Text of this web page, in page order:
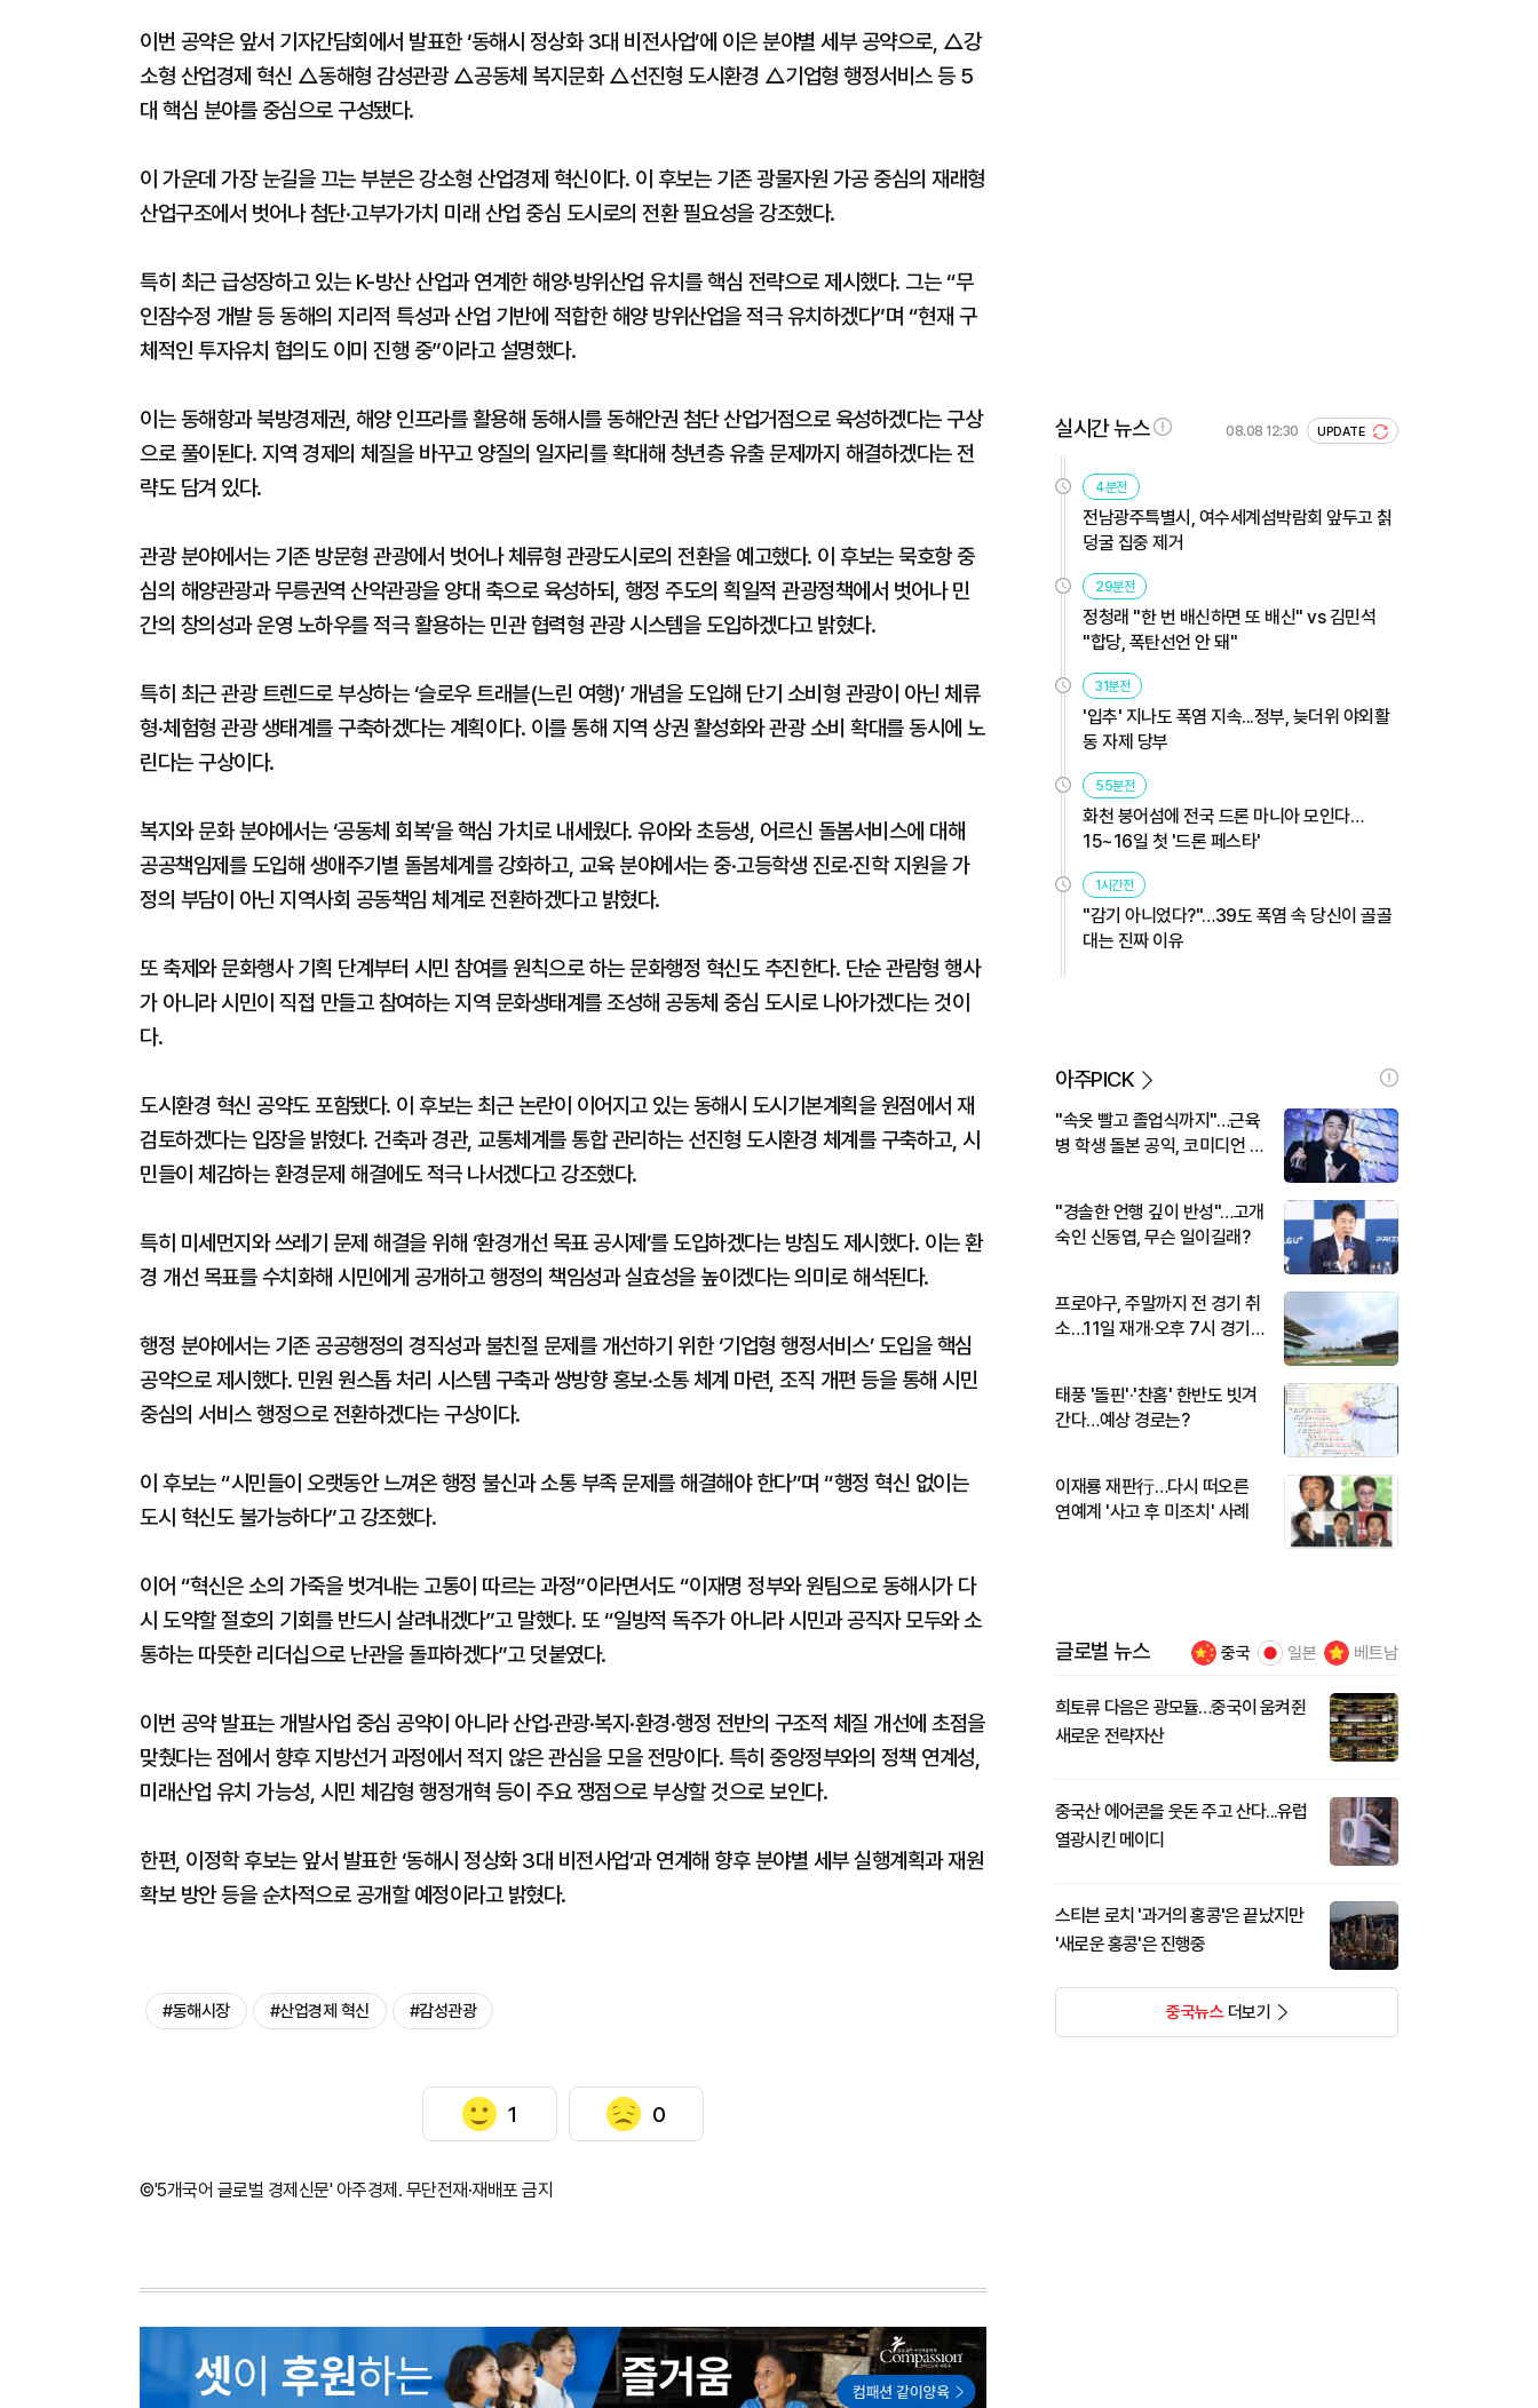
이번 공약은 앞서 기자간담회에서 발표한 ‘동해시 정상화 3대 비전사업’에 이은 분야별 세부 공약으로, △강
소형 산업경제 혁신 △동해형 감성관광 △공동체 복지문화 △선진형 도시환경 △기업형 행정서비스 등 5
대 핵심 분야를 중심으로 구성됐다.
이 가운데 가장 눈길을 끄는 부분은 강소형 산업경제 혁신이다. 이 후보는 기존 광물자원 가공 중심의 재래형
산업구조에서 벗어나 첨단·고부가가치 미래 산업 중심 도시로의 전환 필요성을 강조했다.
특히 최근 급성장하고 있는 K-방산 산업과 연계한 해양·방위산업 유치를 핵심 전략으로 제시했다. 그는 “무
인잠수정 개발 등 동해의 지리적 특성과 산업 기반에 적합한 해양 방위산업을 적극 유치하겠다”며 “현재 구
체적인 투자유치 협의도 이미 진행 중”이라고 설명했다.
이는 동해항과 북방경제권, 해양 인프라를 활용해 동해시를 동해안권 첨단 산업거점으로 육성하겠다는 구상
으로 풀이된다. 지역 경제의 체질을 바꾸고 양질의 일자리를 확대해 청년층 유출 문제까지 해결하겠다는 전
략도 담겨 있다.
관광 분야에서는 기존 방문형 관광에서 벗어나 체류형 관광도시로의 전환을 예고했다. 이 후보는 묵호항 중
심의 해양관광과 무릉권역 산악관광을 양대 축으로 육성하되, 행정 주도의 획일적 관광정책에서 벗어나 민
간의 창의성과 운영 노하우를 적극 활용하는 민관 협력형 관광 시스템을 도입하겠다고 밝혔다.
특히 최근 관광 트렌드로 부상하는 ‘슬로우 트래블(느린 여행)’ 개념을 도입해 단기 소비형 관광이 아닌 체류
형·체험형 관광 생태계를 구축하겠다는 계획이다. 이를 통해 지역 상권 활성화와 관광 소비 확대를 동시에 노
린다는 구상이다.
복지와 문화 분야에서는 ‘공동체 회복’을 핵심 가치로 내세웠다. 유아와 초등생, 어르신 돌봄서비스에 대해
공공책임제를 도입해 생애주기별 돌봄체계를 강화하고, 교육 분야에서는 중·고등학생 진로·진학 지원을 가
정의 부담이 아닌 지역사회 공동책임 체계로 전환하겠다고 밝혔다.
또 축제와 문화행사 기획 단계부터 시민 참여를 원칙으로 하는 문화행정 혁신도 추진한다. 단순 관람형 행사
가 아니라 시민이 직접 만들고 참여하는 지역 문화생태계를 조성해 공동체 중심 도시로 나아가겠다는 것이
다.
도시환경 혁신 공약도 포함됐다. 이 후보는 최근 논란이 이어지고 있는 동해시 도시기본계획을 원점에서 재
검토하겠다는 입장을 밝혔다. 건축과 경관, 교통체계를 통합 관리하는 선진형 도시환경 체계를 구축하고, 시
민들이 체감하는 환경문제 해결에도 적극 나서겠다고 강조했다.
특히 미세먼지와 쓰레기 문제 해결을 위해 ‘환경개선 목표 공시제’를 도입하겠다는 방침도 제시했다. 이는 환
경 개선 목표를 수치화해 시민에게 공개하고 행정의 책임성과 실효성을 높이겠다는 의미로 해석된다.
행정 분야에서는 기존 공공행정의 경직성과 불친절 문제를 개선하기 위한 ‘기업형 행정서비스’ 도입을 핵심
공약으로 제시했다. 민원 원스톱 처리 시스템 구축과 쌍방향 홍보·소통 체계 마련, 조직 개편 등을 통해 시민
중심의 서비스 행정으로 전환하겠다는 구상이다.
이 후보는 “시민들이 오랫동안 느껴온 행정 불신과 소통 부족 문제를 해결해야 한다”며 “행정 혁신 없이는
도시 혁신도 불가능하다”고 강조했다.
이어 “혁신은 소의 가죽을 벗겨내는 고통이 따르는 과정”이라면서도 “이재명 정부와 원팀으로 동해시가 다
시 도약할 절호의 기회를 반드시 살려내겠다”고 말했다. 또 “일방적 독주가 아니라 시민과 공직자 모두와 소
통하는 따뜻한 리더십으로 난관을 돌파하겠다”고 덧붙였다.
이번 공약 발표는 개발사업 중심 공약이 아니라 산업·관광·복지·환경·행정 전반의 구조적 체질 개선에 초점을
맞췄다는 점에서 향후 지방선거 과정에서 적지 않은 관심을 모을 전망이다. 특히 중앙정부와의 정책 연계성,
미래산업 유치 가능성, 시민 체감형 행정개혁 등이 주요 쟁점으로 부상할 것으로 보인다.
한편, 이정학 후보는 앞서 발표한 ‘동해시 정상화 3대 비전사업’과 연계해 향후 분야별 세부 실행계획과 재원
확보 방안 등을 순차적으로 공개할 예정이라고 밝혔다.
#동해시장 #산업경제 혁신 #감성관광
1 0
©'5개국어 글로벌 경제신문' 아주경제. 무단전재·재배포 금지
실시간 뉴스 08.08 12:30 UPDATE
4분전
전남광주특별시, 여수세계섬박람회 앞두고 칡
덩굴 집중 제거
29분전
정청래 "한 번 배신하면 또 배신" vs 김민석
"합당, 폭탄선언 안 돼"
31분전
'입추' 지나도 폭염 지속...정부, 늦더위 야외활
동 자제 당부
55분전
화천 붕어섬에 전국 드론 마니아 모인다…
15~16일 첫 '드론 페스타'
1시간전
"감기 아니었다?"…39도 폭염 속 당신이 골골
대는 진짜 이유
아주PICK
"속옷 빨고 졸업식까지"…근육
병 학생 돌본 공익, 코미디언 김
"경솔한 언행 깊이 반성"…고개
숙인 신동엽, 무슨 일이길래?
프로야구, 주말까지 전 경기 취
소…11일 재개·오후 7시 경기
태풍 '돌핀'·'찬홈' 한반도 빗겨
간다…예상 경로는?
이재룡 재판行…다시 떠오른
연예계 '사고 후 미조치' 사례
글로벌 뉴스 중국 일본 베트남
희토류 다음은 광모듈…중국이 움켜쥔
새로운 전략자산
중국산 에어콘을 웃돈 주고 산다...유럽
열광시킨 메이디
스티븐 로치 '과거의 홍콩'은 끝났지만
'새로운 홍콩'은 진행중
중국뉴스더보기